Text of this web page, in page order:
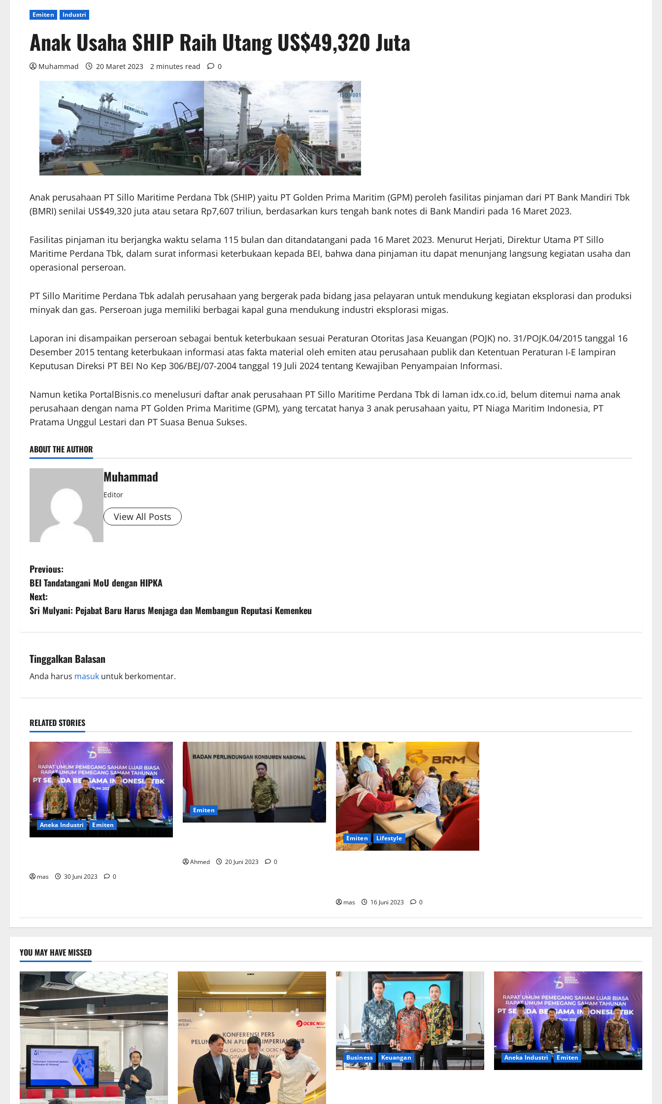
Emiten Industri
Anak Usaha SHIP Raih Utang US$49,320 Juta
Muhammad 20 Maret 2023 2 minutes read 0
Anak perusahaan PT Sillo Maritime Perdana Tbk (SHIP) yaitu PT Golden Prima Maritim (GPM) peroleh fasilitas pinjaman dari PT Bank Mandiri Tbk
(BMRI) senilai US$49,320 juta atau setara Rp7,607 triliun, berdasarkan kurs tengah bank notes di Bank Mandiri pada 16 Maret 2023.
Fasilitas pinjaman itu berjangka waktu selama 115 bulan dan ditandatangani pada 16 Maret 2023. Menurut Herjati, Direktur Utama PT Sillo
Maritime Perdana Tbk, dalam surat informasi keterbukaan kepada BEI, bahwa dana pinjaman itu dapat menunjang langsung kegiatan usaha dan
operasional perseroan.
PT Sillo Maritime Perdana Tbk adalah perusahaan yang bergerak pada bidang jasa pelayaran untuk mendukung kegiatan eksplorasi dan produksi
minyak dan gas. Perseroan juga memiliki berbagai kapal guna mendukung industri eksplorasi migas.
Laporan ini disampaikan perseroan sebagai bentuk keterbukaan sesuai Peraturan Otoritas Jasa Keuangan (POJK) no. 31/POJK.04/2015 tanggal 16
Desember 2015 tentang keterbukaan informasi atas fakta material oleh emiten atau perusahaan publik dan Ketentuan Peraturan I-E lampiran
Keputusan Direksi PT BEI No Kep 306/BEJ/07-2004 tanggal 19 Juli 2024 tentang Kewajiban Penyampaian Informasi.
Namun ketika PortalBisnis.co menelusuri daftar anak perusahaan PT Sillo Maritime Perdana Tbk di laman idx.co.id, belum ditemui nama anak
perusahaan dengan nama PT Golden Prima Maritime (GPM), yang tercatat hanya 3 anak perusahaan yaitu, PT Niaga Maritim Indonesia, PT
Pratama Unggul Lestari dan PT Suasa Benua Sukses.
ABOUT THE AUTHOR
Muhammad
Editor
View All Posts
Previous:
BEI Tandatangani MoU dengan HIPKA
Next:
Sri Mulyani: Pejabat Baru Harus Menjaga dan Membangun Reputasi Kemenkeu
Tinggalkan Balasan
Anda harus masuk untuk berkomentar.
RELATED STORIES
Aneka Industri Emiten
mas 30 Juni 2023 0
Emiten
Ahmed 20 Juni 2023 0
Emiten Lifestyle
mas 16 Juni 2023 0
YOU MAY HAVE MISSED
Business Keuangan Aneka Industri Emiten